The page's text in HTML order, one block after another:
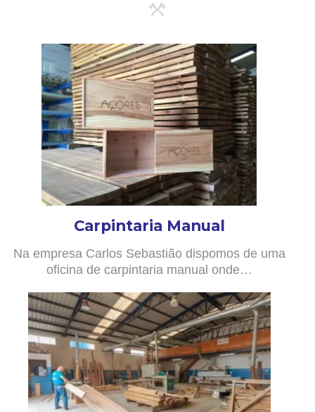
Carpintaria Manual
Na empresa Carlos Sebastião dispomos de uma
oficina de carpintaria manual onde…